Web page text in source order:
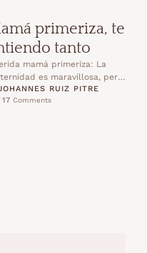
primeriza, te
tanto
mamá primeriza: La
es maravillosa, pero
fácil. Cuando nace un
nace con él …
RUIZ PITRE
17 Comments